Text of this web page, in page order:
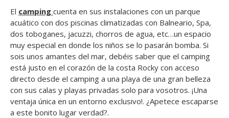
El camping cuenta en sus instalaciones con un parque
acuático con dos piscinas climatizadas con Balneario, Spa,
dos toboganes, jacuzzi, chorros de agua, etc…un espacio
muy especial en donde los niños se lo pasarán bomba. Si
sois unos amantes del mar, debéis saber que el camping
está justo en el corazón de la costa Rocky con acceso
directo desde el camping a una playa de una gran belleza
con sus calas y playas privadas solo para vosotros. ¡Una
ventaja única en un entorno exclusivo!. ¿Apetece escaparse
a este bonito lugar verdad?.